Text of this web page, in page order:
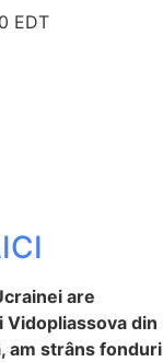
EDT
are
Vidopliassova din
am strâns fonduri